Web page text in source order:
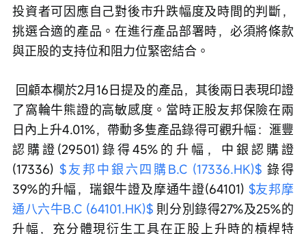
投資者可因應自己對後市升跌幅度及時間的判斷，
挑選合適的產品。在進行產品部署時，必須將條款
與正股的支持位和阻力位緊密結合。
了窩輪牛熊證的高敏感度。當時正股友邦保險在兩
日內上升4.01%，帶動多隻產品錄得可觀升幅：滙豐
認購證(29501)錄得45%的升幅，中銀認購證
(17336) $友邦中銀六四購B.C (17336.HK)$ 錄得
39%的升幅，瑞銀牛證及摩通牛證(64101) $友邦摩
通八六牛B.C (64101.HK)$ 則分別錄得27%及25%的
升幅，充分體現衍生工具在正股上升時的槓桿特